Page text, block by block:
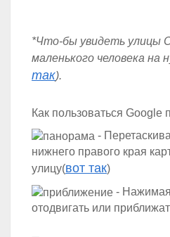
*Что-бы увидеть улицы
маленького человека на
так).
Как пользоваться
-
нижнего правого края
улицу(вот так)
-
отодвигать или